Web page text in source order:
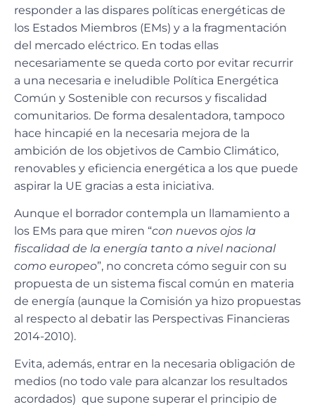
responder a las dispares políticas energéticas de
los Estados Miembros (EMs) y a la fragmentación
del mercado eléctrico. En todas ellas
necesariamente se queda corto por evitar recurrir
a una necesaria e ineludible Política Energética
Común y Sostenible con recursos y fiscalidad
comunitarios. De forma desalentadora, tampoco
hace hincapié en la necesaria mejora de la
ambición de los objetivos de Cambio Climático,
renovables y eficiencia energética a los que puede
aspirar la UE gracias a esta iniciativa.
Aunque el borrador contempla un llamamiento a
los EMs para que miren “con nuevos ojos la
fiscalidad de la energía tanto a nivel nacional
como europeo”, no concreta cómo seguir con su
propuesta de un sistema fiscal común en materia
de energía (aunque la Comisión ya hizo propuestas
al respecto al debatir las Perspectivas Financieras
2014-2010).
Evita, además, entrar en la necesaria obligación de
medios (no todo vale para alcanzar los resultados
acordados) que supone superar el principio de